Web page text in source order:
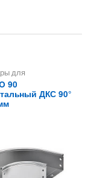
для
лотков
лотков
90
ДКС 90°